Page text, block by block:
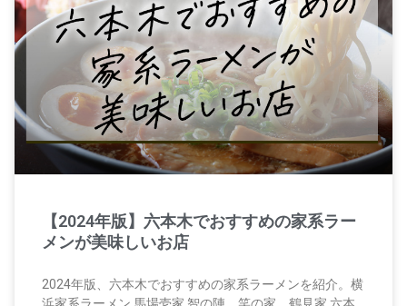
【2024年版】六本木でおすすめの家系ラー
メンが美味しいお店
2024年版、六本木でおすすめの家系ラーメンを紹介。横